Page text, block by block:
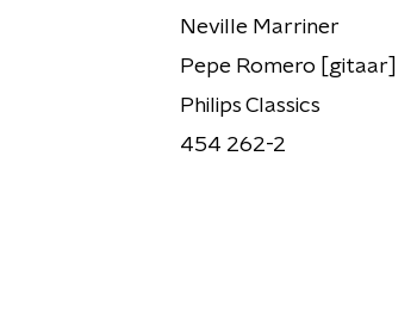
Neville Marriner
Pepe Romero [gitaar]
Philips Classics
454 262-2